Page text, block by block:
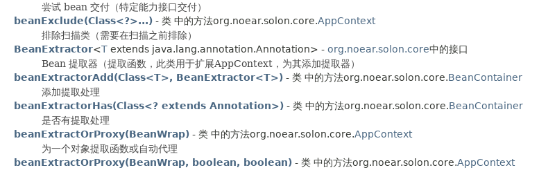
尝试 bean 交付（特定能力接口交付）
beanExclude(Class<?>...) - 类 中的方法org.noear.solon.core.AppContext
排除扫描类（需要在扫描之前排除）
BeanExtractor<T extends java.lang.annotation.Annotation> - org.noear.solon.core中的接口
Bean 提取器（提取函数，此类用于扩展AppContext，为其添加提取器）
beanExtractorAdd(Class<T>, BeanExtractor<T>) - 类 中的方法org.noear.solon.core.BeanContainer
添加提取处理
beanExtractorHas(Class<? extends Annotation>) - 类 中的方法org.noear.solon.core.BeanContainer
是否有提取处理
beanExtractOrProxy(BeanWrap) - 类 中的方法org.noear.solon.core.AppContext
为一个对象提取函数或自动代理
beanExtractOrProxy(BeanWrap, boolean, boolean) - 类 中的方法org.noear.solon.core.AppContext